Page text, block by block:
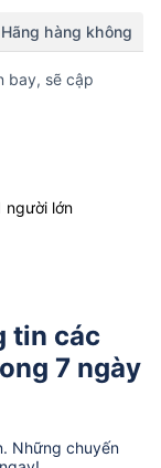
Hãng hàng không
bay, sẽ cập
người lớn
tin các
7 ngày
Những chuyến